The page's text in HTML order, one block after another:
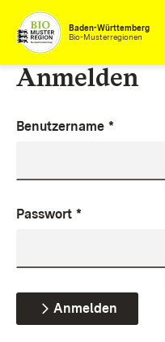
Zum Inhalt springen
Baden-Württemberg
Bio-Musterregionen
Anmelden
Benutzername *
Passwort *
Anmelden